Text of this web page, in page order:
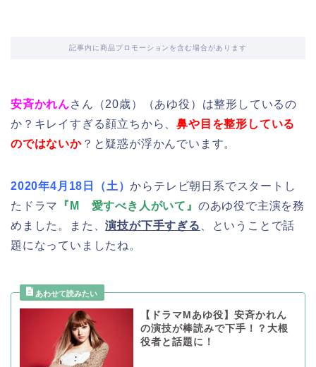
記事内に商品プロモーションを含む場合があります
安斉かれんさん（20歳）（あゆ役）は整形しているの
か？キレイすぎる顔立ちから、鼻や目を整形している
のではないか？と疑惑が浮かんでいます。
2020年4月18日（土）からテレビ朝日系でスタートし
たドラマ
『M 愛すべき人がいて』 のあゆ役で主演を務
めました。また、演技が下手すぎる
、ということで話
題になっていましたね。
【ドラマMあゆ役】安斉かれん
の演技が棒読みで下手！？大根
役者と話題に！